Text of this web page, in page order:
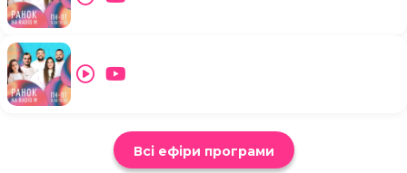
Всі ефіри програми